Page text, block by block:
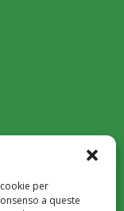
per
a queste